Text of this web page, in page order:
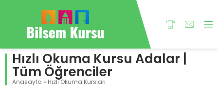
Hızlı Okuma Kursu Adalar |
Tüm Öğrenciler
Anasayfa » Hızlı Okuma Kursları